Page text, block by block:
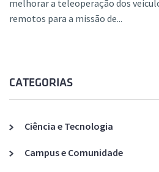
melhorar a teleoperação dos
remotos para a missão de...
CATEGORIAS
Ciência e Tecnologia
Campus e Comunidade